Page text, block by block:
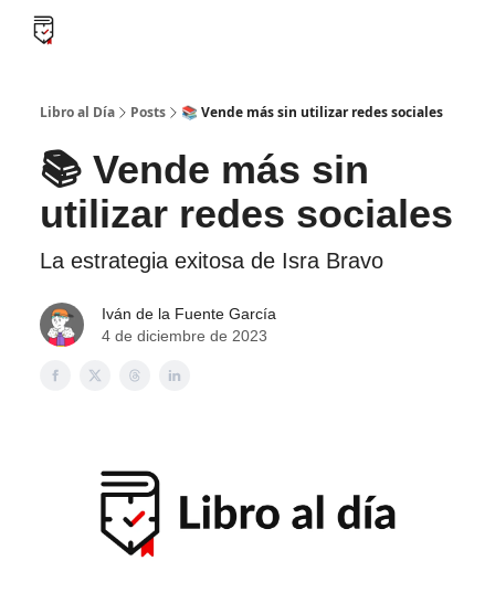
Libro al Día Posts 📚 Vende más sin utilizar redes sociales
📚 Vende más sin
utilizar redes sociales
La estrategia exitosa de Isra Bravo
Iván de la Fuente García
4 de diciembre de 2023